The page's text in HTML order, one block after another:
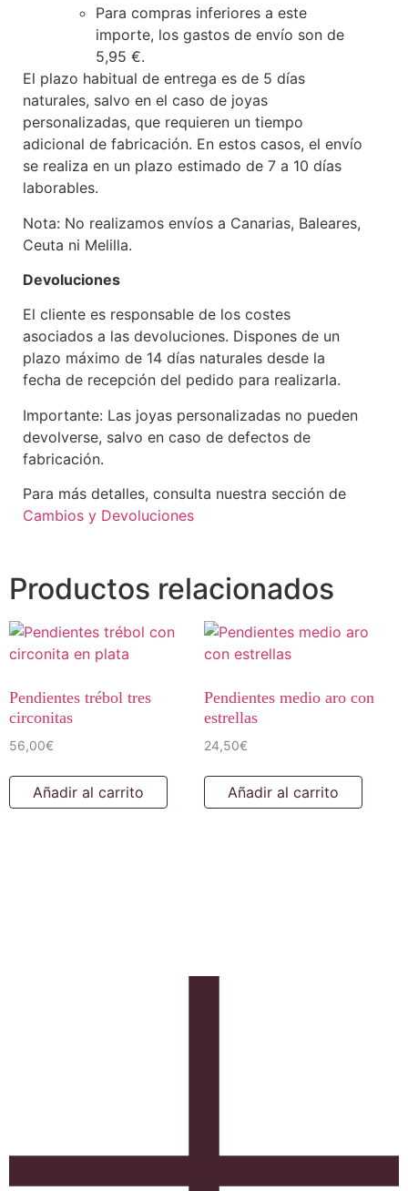
Para compras inferiores a este
importe, los gastos de envío son de
5,95 €.
El plazo habitual de entrega es de 5 días
naturales, salvo en el caso de joyas
personalizadas, que requieren un tiempo
adicional de fabricación. En estos casos, el envío
se realiza en un plazo estimado de 7 a 10 días
laborables.
Nota: No realizamos envíos a Canarias, Baleares,
Ceuta ni Melilla.
Devoluciones
El cliente es responsable de los costes
asociados a las devoluciones. Dispones de un
plazo máximo de 14 días naturales desde la
fecha de recepción del pedido para realizarla.
Importante: Las joyas personalizadas no pueden
devolverse, salvo en caso de defectos de
fabricación.
Para más detalles, consulta nuestra sección de
Cambios y Devoluciones
Productos relacionados
Pendientes trébol tres
circonitas
56,00€
Añadir al carrito
Pendientes medio aro con
estrellas
24,50€
Añadir al carrito